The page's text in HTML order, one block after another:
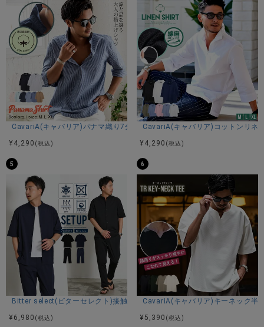
CavariA(キャバリア)パナマ織り7分袖カプリシャツ/全9色
¥ 4,290 (税込)
CavariA(キャバリア)コットンリネ
¥ 4,290 (税込)
5
Bitter select(ビターセレクト)接触冷感スーパーストレッチバンドカラー
¥ 6,980 (税込)
6
CavariA(キャバリア)キーネック半
¥ 5,390 (税込)